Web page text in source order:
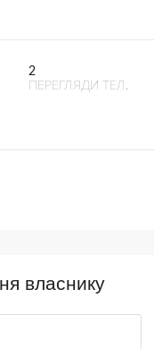
2
ПЕРЕГЛЯДИ ТЕЛ.
власнику